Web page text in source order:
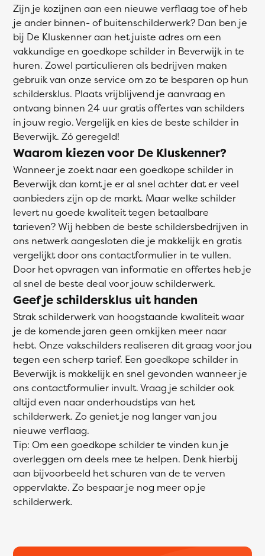
Zijn je kozijnen aan een nieuwe verflaag toe of heb
je ander binnen- of buitenschilderwerk? Dan ben je
bij De Kluskenner aan het juiste adres om een
vakkundige en goedkope schilder in Beverwijk in te
huren. Zowel particulieren als bedrijven maken
gebruik van onze service om zo te besparen op hun
schildersklus. Plaats vrijblijvend je aanvraag en
ontvang binnen 24 uur gratis offertes van schilders
in jouw regio. Vergelijk en kies de beste schilder in
Beverwijk. Zó geregeld!
Waarom kiezen voor De Kluskenner?
Wanneer je zoekt naar een goedkope schilder in
Beverwijk dan komt je er al snel achter dat er veel
aanbieders zijn op de markt. Maar welke schilder
levert nu goede kwaliteit tegen betaalbare
tarieven? Wij hebben de beste schildersbedrijven in
ons netwerk aangesloten die je makkelijk en gratis
vergelijkt door ons contactformulier in te vullen.
Door het opvragen van informatie en offertes heb je
al snel de beste deal voor jouw schilderwerk.
Geef je schildersklus uit handen
Strak schilderwerk van hoogstaande kwaliteit waar
je de komende jaren geen omkijken meer naar
hebt. Onze vakschilders realiseren dit graag voor jou
tegen een scherp tarief. Een goedkope schilder in
Beverwijk is makkelijk en snel gevonden wanneer je
ons contactformulier invult. Vraag je schilder ook
altijd even naar onderhoudstips van het
schilderwerk. Zo geniet je nog langer van jou
nieuwe verflaag.
Tip: Om een goedkope schilder te vinden kun je
overleggen om deels mee te helpen. Denk hierbij
aan bijvoorbeeld het schuren van de te verven
oppervlakte. Zo bespaar je nog meer op je
schilderwerk.